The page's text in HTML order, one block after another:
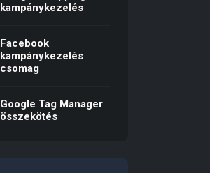
kampánykezelés
Facebook
kampánykezelés
csomag
Google Tag Manager
összekötés